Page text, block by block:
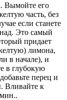
Вымойте его
часть, без
если станете
Это самый
придает
лимона,
в начале), и
в глубокую
перец и
Вливайте к